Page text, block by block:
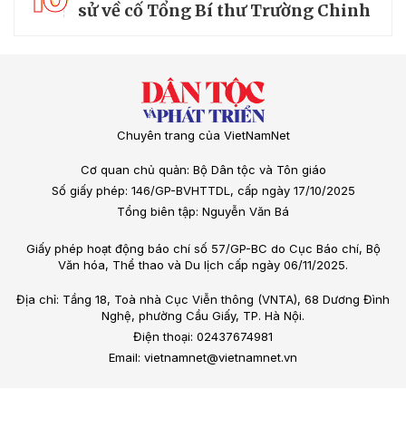
sử về cố Tổng Bí thư Trường Chinh
Chuyên trang của VietNamNet
Cơ quan chủ quản: Bộ Dân tộc và Tôn giáo
Số giấy phép: 146/GP-BVHTTDL, cấp ngày 17/10/2025
Tổng biên tập: Nguyễn Văn Bá
Giấy phép hoạt động báo chí số 57/GP-BC do Cục Báo chí, Bộ
Văn hóa, Thể thao và Du lịch cấp ngày 06/11/2025.
Địa chỉ: Tầng 18, Toà nhà Cục Viễn thông (VNTA), 68 Dương Đình
Nghệ, phường Cầu Giấy, TP. Hà Nội.
Điện thoại: 02437674981
Email: vietnamnet@vietnamnet.vn